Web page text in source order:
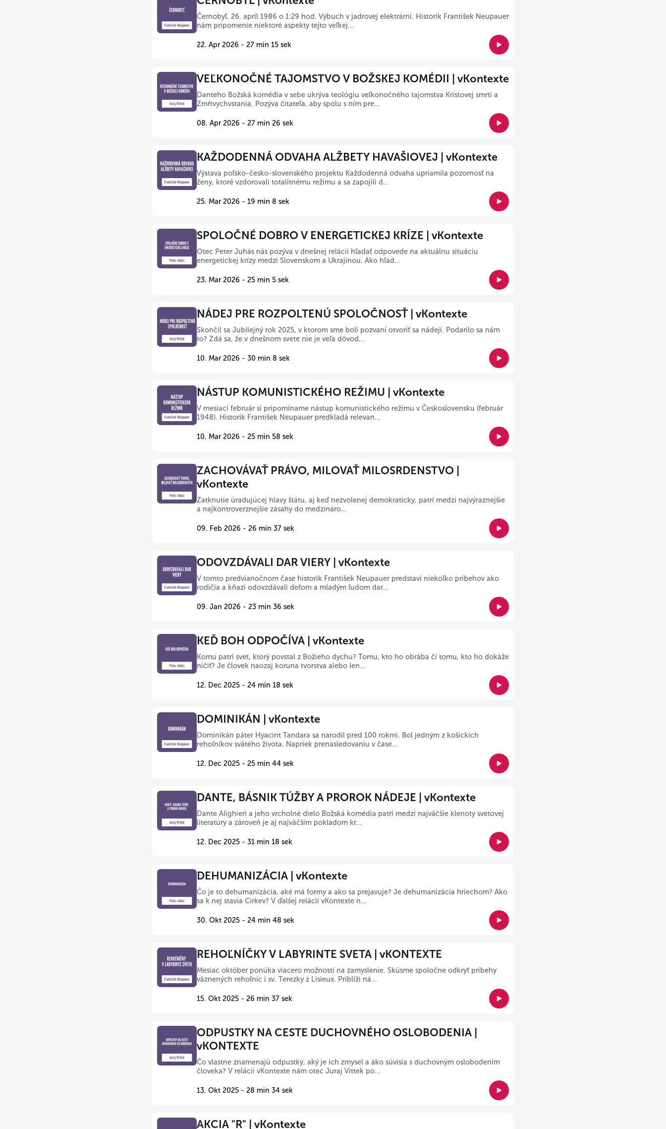
Černobyľ, 26. apríl 1986 o 1:29 hod. Výbuch v jadrovej elektrárni. Historik František Neupauer
nám pripomenie niektoré aspekty tejto veľkej...
22. Apr 2026 - 27 min 15 sek
VEĽKONOČNÉ TAJOMSTVO V BOŽSKEJ KOMÉDII | vKontexte
Danteho Božská komédia v sebe ukrýva teológiu veľkonočného tajomstva Kristovej smrti a
Zmŕtvychvstania. Pozýva čitateľa, aby spolu s ním pre...
08. Apr 2026 - 27 min 26 sek
KAŽDODENNÁ ODVAHA ALŽBETY HAVAŠIOVEJ | vKontexte
Výstava poľsko-česko-slovenského projektu Každodenná odvaha upriamila pozornosť na
ženy, ktoré vzdorovali totalitnému režimu a sa zapojili d...
25. Mar 2026 - 19 min 8 sek
SPOLOČNÉ DOBRO V ENERGETICKEJ KRÍZE | vKontexte
Otec Peter Juhás nás pozýva v dnešnej relácii hľadať odpovede na aktuálnu situáciu
energetickej krízy medzi Slovenskom a Ukrajinou. Ako hľad...
23. Mar 2026 - 25 min 5 sek
NÁDEJ PRE ROZPOLTENÚ SPOLOČNOSŤ | vKontexte
Skončil sa Jubilejný rok 2025, v ktorom sme boli pozvaní otvoriť sa nádeji. Podarilo sa nám
to? Zdá sa, že v dnešnom svete nie je veľa dôvod...
10. Mar 2026 - 30 min 8 sek
NÁSTUP KOMUNISTICKÉHO REŽIMU | vKontexte
V mesiaci február si pripomíname nástup komunistického režimu v Československu (február
1948). Historik František Neupauer predkladá relevan...
10. Mar 2026 - 25 min 58 sek
ZACHOVÁVAŤ PRÁVO, MILOVAŤ MILOSRDENSTVO |
vKontexte
Zatknutie úradujúcej hlavy štátu, aj keď nezvolenej demokraticky, patrí medzi najvýraznejšie
a najkontroverznejšie zásahy do medzináro...
09. Feb 2026 - 26 min 37 sek
ODOVZDÁVALI DAR VIERY | vKontexte
V tomto predvianočnom čase historik František Neupauer predstaví niekoľko príbehov ako
rodičia a kňazi odovzdávali deťom a mladým ľudom dar...
09. Jan 2026 - 23 min 36 sek
KEĎ BOH ODPOČÍVA | vKontexte
Komu patrí svet, ktorý povstal z Božieho dychu? Tomu, kto ho obrába či tomu, kto ho dokáže
ničiť? Je človek naozaj koruna tvorstva alebo len...
12. Dec 2025 - 24 min 18 sek
DOMINIKÁN | vKontexte
Dominikán páter Hyacint Tandara sa narodil pred 100 rokmi. Bol jedným z košickích
rehoľníkov svätého života. Napriek prenasledovaniu v čase...
12. Dec 2025 - 25 min 44 sek
DANTE, BÁSNIK TÚŽBY A PROROK NÁDEJE | vKontexte
Dante Alighieri a jeho vrcholné dielo Božská komédia patrí medzi najväčšie klenoty svetovej
literatúry a zároveň je aj najväčším pokladom kr...
12. Dec 2025 - 31 min 18 sek
DEHUMANIZÁCIA | vKontexte
Čo je to dehumanizácia, aké má formy a ako sa prejavuje? Je dehumanizácia hriechom? Ako
sa k nej stavia Cirkev? V ďalšej relácii vKontexte n...
30. Okt 2025 - 24 min 48 sek
REHOĽNÍČKY V LABYRINTE SVETA | vKONTEXTE
Mesiac október ponúka viacero možností na zamyslenie. Skúsme spoločne odkryť príbehy
väznených rehoľníc i sv. Terezky z Lisieux. Priblíži ná...
15. Okt 2025 - 26 min 37 sek
ODPUSTKY NA CESTE DUCHOVNÉHO OSLOBODENIA |
vKONTEXTE
Čo vlastne znamenajú odpustky, aký je ich zmysel a ako súvisia s duchovným oslobodením
človeka? V relácii vKontexte nám otec Juraj Vittek po...
13. Okt 2025 - 28 min 34 sek
AKCIA "R" | vKontexte